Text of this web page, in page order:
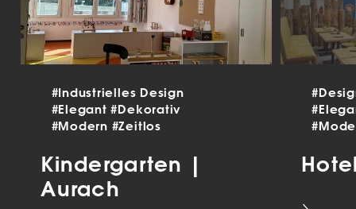
#Industrielles Design
#Elegant#Dekorativ
#Modern #Zeitlos
Kindergarten |
Aurach